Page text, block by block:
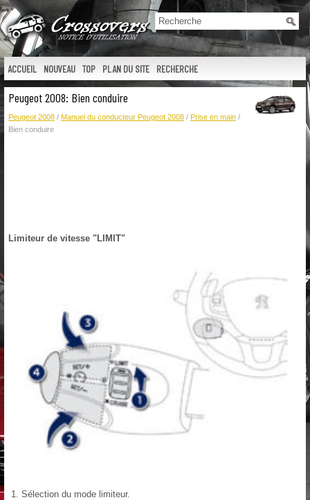
ACCUEIL NOUVEAU TOP PLAN DU SITE RECHERCHE
Peugeot 2008: Bien conduire
Peugeot 2008 / Manuel du conducteur Peugeot 2008 / Prise en main /
Bien conduire
Limiteur de vitesse "LIMIT"
Sélection du mode limiteur.